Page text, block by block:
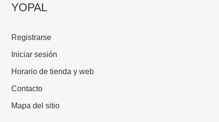
YOPAL
Registrarse
Iniciar sesión
Horario de tienda y web
Contacto
Mapa del sitio